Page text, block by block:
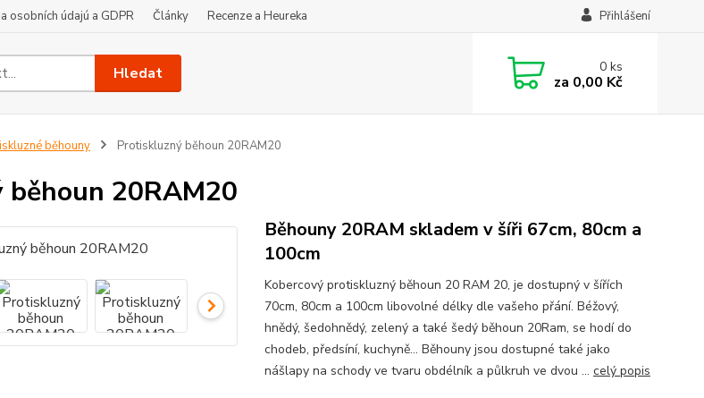
osobních údajú a GDPR Články Recenze a Heureka Přihlášení
Hledat 0ks
za 0,00 Kč
běhouny Protiskluzný běhoun 20RAM20
20RAM20
Běhouny 20RAM skladem v šíři 67cm, 80cm a
100cm
Kobercový protiskluzný běhoun 20 RAM 20, je dostupný v šířích
70cm, 80cm a 100cm libovolné délky dle vašeho přání. Béžový,
hnědý, šedohnědý, zelený a také šedý běhoun 20Ram, se hodí do
chodeb, předsíní, kuchyně... Běhouny jsou dostupné také jako
nášlapy na schody ve tvaru obdélník a půlkruh ve dvou ... celý popis